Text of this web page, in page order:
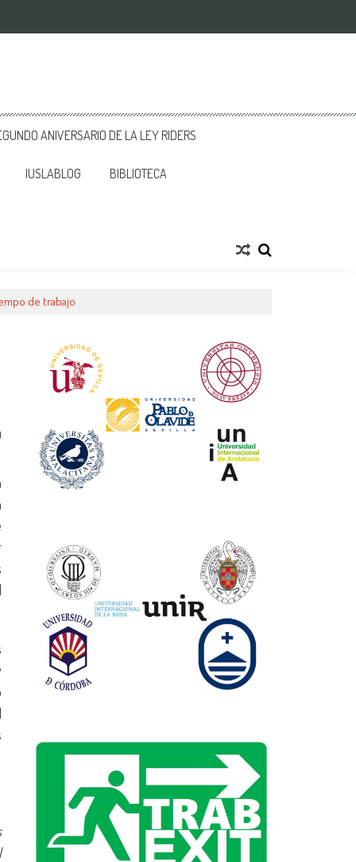
ANIVERSARIO DE LA LEY RIDERS
IUSLABLOG BIBLIOTECA
de trabajo